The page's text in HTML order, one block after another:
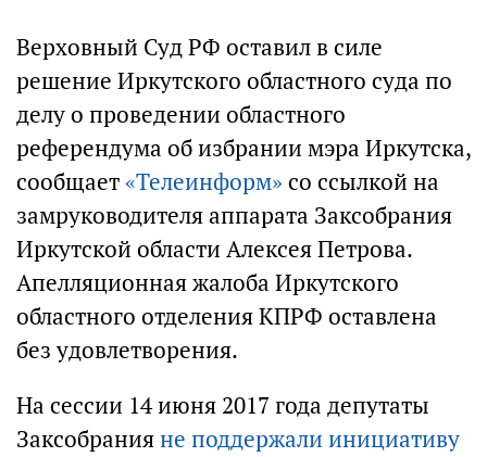
Верховный Суд РФ оставил в силе
решение Иркутского областного суда по
делу о проведении областного
референдума об избрании мэра Иркутска,
сообщает«Телеинформ»со ссылкой на
замруководителя аппарата Заксобрания
Иркутской области Алексея Петрова.
Апелляционная жалоба Иркутского
областного отделения КПРФ оставлена
без удовлетворения.
На сессии 14 июня 2017 года депутаты
Заксобранияне поддержали инициативу